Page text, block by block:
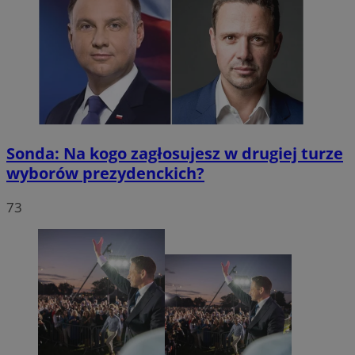
Sonda: Na kogo zagłosujesz w drugiej turze
wyborów prezydenckich?
73